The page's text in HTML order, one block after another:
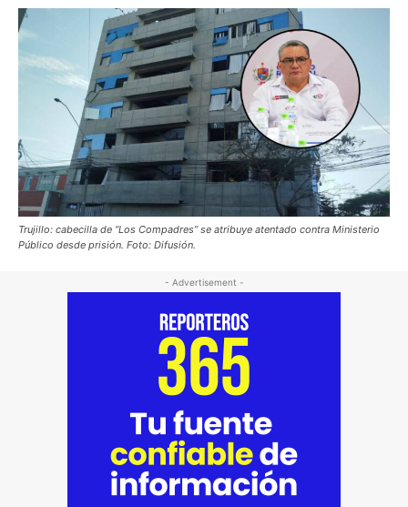
Trujillo: cabecilla de “Los Compadres” se atribuye atentado contra Ministerio
Público desde prisión. Foto: Difusión.
- Advertisement -